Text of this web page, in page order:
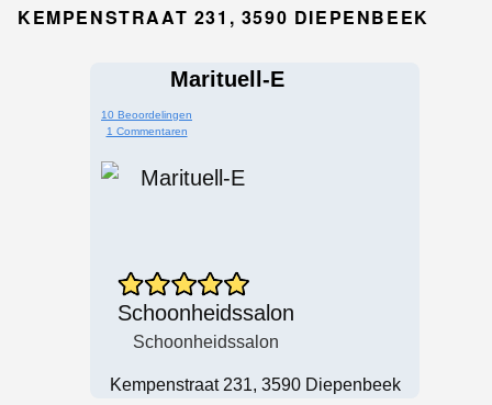
KEMPENSTRAAT 231, 3590 DIEPENBEEK
Marituell-E
10 Beoordelingen
1 Commentaren
Schoonheidssalon
Schoonheidssalon
Kempenstraat 231, 3590 Diepenbeek